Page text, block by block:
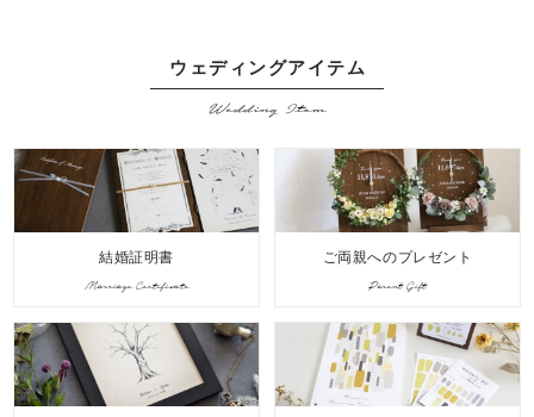
ウェディングアイテム
Wedding Item
結婚証明書
Marriage Certificate
ご両親へのプレゼント
Parent Gift